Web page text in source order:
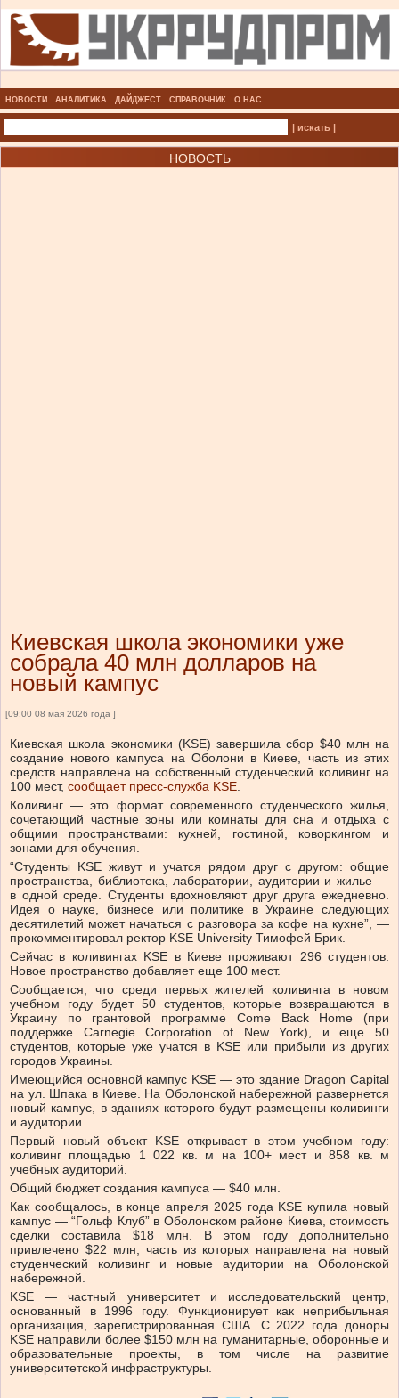
НОВОСТИ АНАЛИТИКА ДАЙДЖЕСТ СПРАВОЧНИК О НАС
| искать |
НОВОСТЬ
Киевская школа экономики уже
собрала 40 млн долларов на
новый кампус
[09:00 08 мая 2026 года ]
Киевская школа экономики (KSE) завершила сбор $40 млн на
создание нового кампуса на Оболони в Киеве, часть из этих
средств направлена на собственный студенческий коливинг на
100 мест, сообщает пресс-служба KSE.
Коливинг — это формат современного студенческого жилья,
сочетающий частные зоны или комнаты для сна и отдыха с
общими пространствами: кухней, гостиной, коворкингом и
зонами для обучения.
“Студенты KSE живут и учатся рядом друг с другом: общие
пространства, библиотека, лаборатории, аудитории и жилье —
в одной среде. Студенты вдохновляют друг друга ежедневно.
Идея о науке, бизнесе или политике в Украине следующих
десятилетий может начаться с разговора за кофе на кухне”, —
прокомментировал ректор KSE University Тимофей Брик.
Сейчас в коливингах KSE в Киеве проживают 296 студентов.
Новое пространство добавляет еще 100 мест.
Сообщается, что среди первых жителей коливинга в новом
учебном году будет 50 студентов, которые возвращаются в
Украину по грантовой программе Come Back Home (при
поддержке Carnegie Corporation of New York), и еще 50
студентов, которые уже учатся в KSE или прибыли из других
городов Украины.
Имеющийся основной кампус KSE — это здание Dragon Capital
на ул. Шпака в Киеве. На Оболонской набережной развернется
новый кампус, в зданиях которого будут размещены коливинги
и аудитории.
Первый новый объект KSE открывает в этом учебном году:
коливинг площадью 1 022 кв. м на 100+ мест и 858 кв. м
учебных аудиторий.
Общий бюджет создания кампуса — $40 млн.
Как сообщалось, в конце апреля 2025 года KSE купила новый
кампус — “Гольф Клуб” в Оболонском районе Киева, стоимость
сделки составила $18 млн. В этом году дополнительно
привлечено $22 млн, часть из которых направлена на новый
студенческий коливинг и новые аудитории на Оболонской
набережной.
KSE — частный университет и исследовательский центр,
основанный в 1996 году. Функционирует как неприбыльная
организация, зарегистрированная США. С 2022 года доноры
KSE направили более $150 млн на гуманитарные, оборонные и
образовательные проекты, в том числе на развитие
университетской инфраструктуры.